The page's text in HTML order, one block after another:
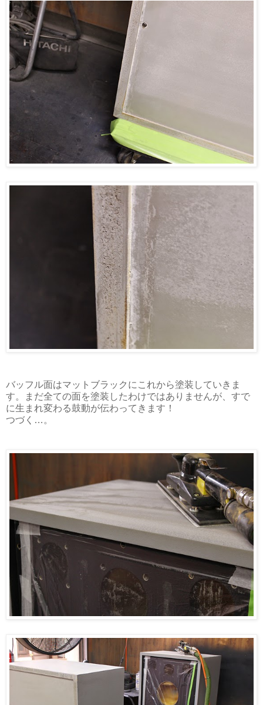
バッフル面はマットブラックにこれから塗装していきま
す。まだ全ての面を塗装したわけではありませんが、すで
に生まれ変わる鼓動が伝わってきます！
つづく…。